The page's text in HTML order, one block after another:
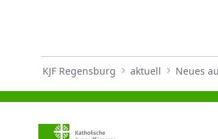
KJF Regensburg aktuell Neues